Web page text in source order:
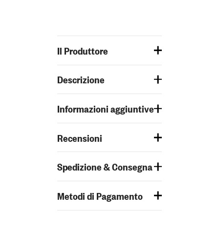
Il Produttore
Descrizione
Informazioni aggiuntive
Recensioni
Spedizione & Consegna
Metodi di Pagamento